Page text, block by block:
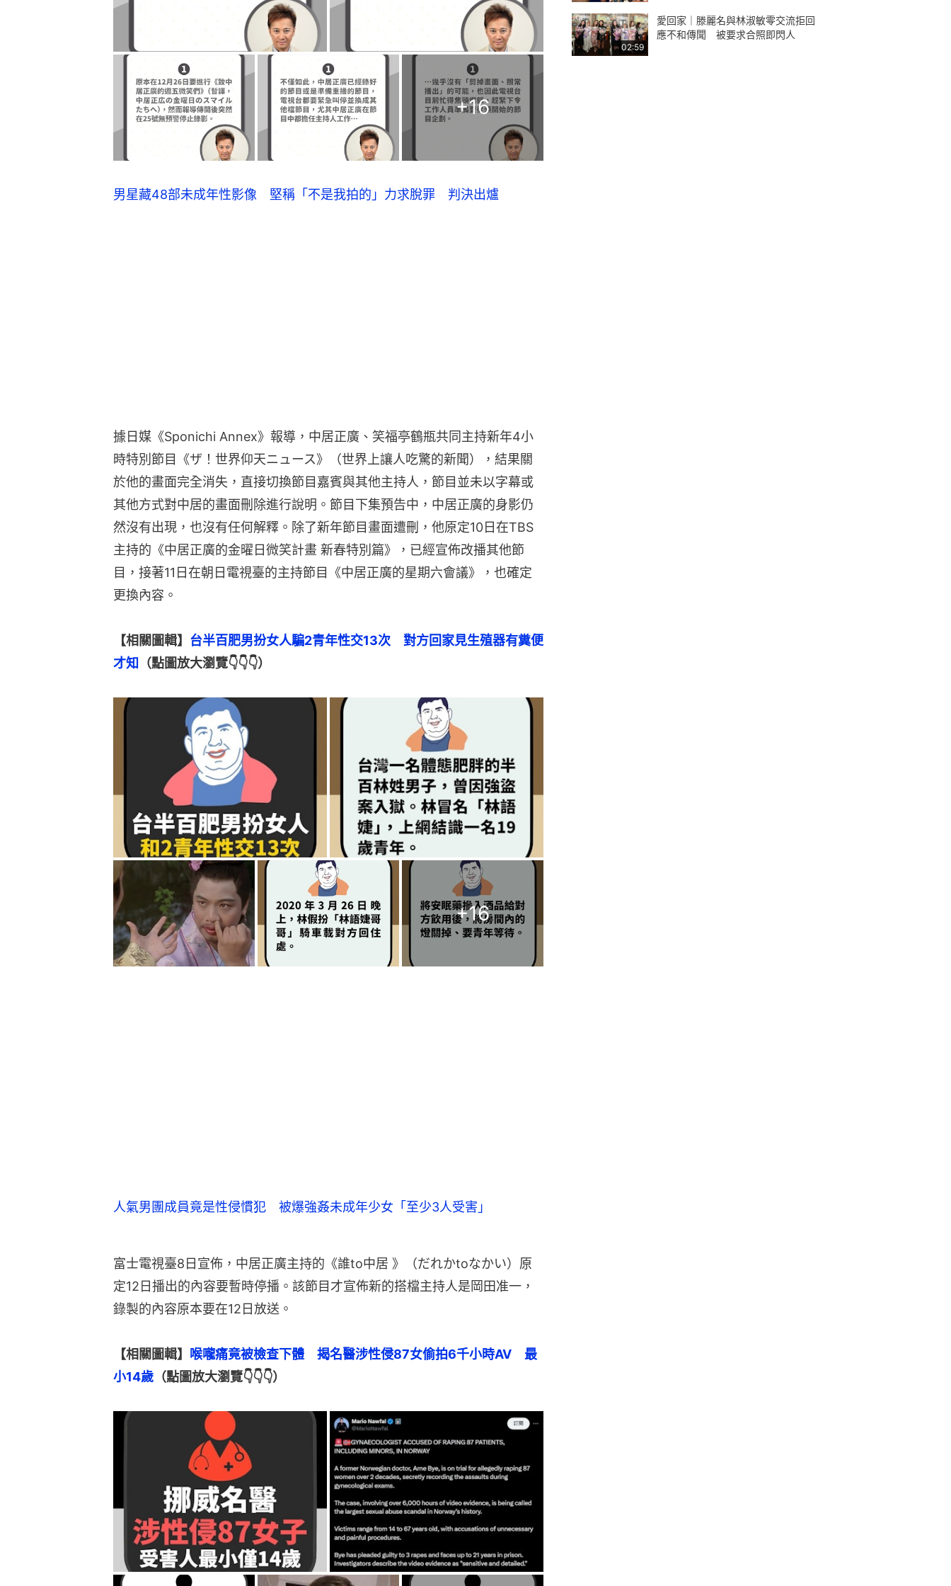
+16
男星藏48部未成年性影像 堅稱「不是我拍的」力求脫罪 判決出爐
據日媒《Sponichi Annex》報導，中居正廣、笑福亭鶴瓶共同主持新年4小
時特別節目《ザ！世界仰天ニュース》（世界上讓人吃驚的新聞），結果關
於他的畫面完全消失，直接切換節目嘉賓與其他主持人，節目並未以字幕或
其他方式對中居的畫面刪除進行說明。節目下集預告中，中居正廣的身影仍
然沒有出現，也沒有任何解釋。除了新年節目畫面遭刪，他原定10日在TBS
主持的《中居正廣的金曜日微笑計畫 新春特別篇》，已經宣佈改播其他節
目，接著11日在朝日電視臺的主持節目《中居正廣的星期六會議》，也確定
更換內容。
【相關圖輯】 台半百肥男扮女人騙2青年性交13次　對方回家見生殖器有糞便
才知 （點圖放大瀏覽👇👇👇）
+16
人氣男團成員竟是性侵慣犯 被爆強姦未成年少女「至少3人受害」
富士電視臺8日宣佈，中居正廣主持的《誰to中居 》（だれかtoなかい）原
定12日播出的內容要暫時停播。該節目才宣佈新的搭檔主持人是岡田准一，
錄製的內容原本要在12日放送。
【相關圖輯】 喉嚨痛竟被檢查下體　揭名醫涉性侵87女偷拍6千小時AV　最
小14歲 （點圖放大瀏覽👇👇👇）
02:59
愛回家｜滕麗名與林淑敏零交流拒回
應不和傳聞 被要求合照即閃人